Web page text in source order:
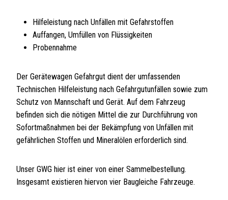
Hilfeleistung nach Unfällen mit Gefahrstoffen
Auffangen, Umfüllen von Flüssigkeiten
Probennahme
Der Gerätewagen Gefahrgut dient der umfassenden
Technischen Hilfeleistung nach Gefahrgutunfällen sowie zum
Schutz von Mannschaft und Gerät. Auf dem Fahrzeug
befinden sich die nötigen Mittel die zur Durchführung von
Sofortmaßnahmen bei der Bekämpfung von Unfällen mit
gefährlichen Stoffen und Mineralölen erforderlich sind.
Unser GWG hier ist einer von einer Sammelbestellung.
Insgesamt existieren hiervon vier Baugleiche Fahrzeuge.